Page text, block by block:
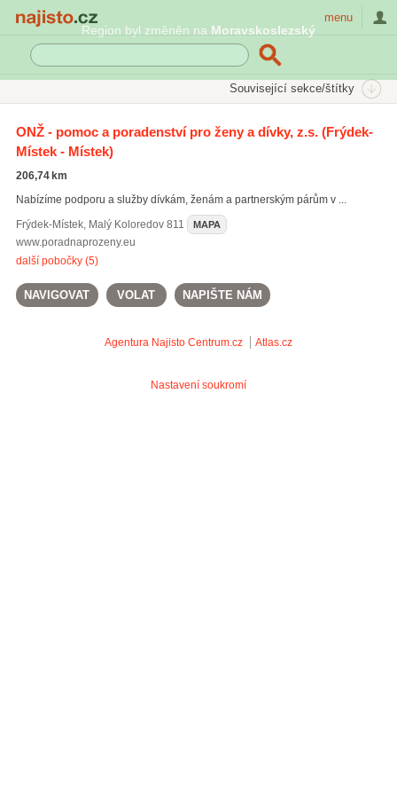
Region byl změněn na Moravskoslezský
menu
Související sekce/štítky
Najisto.cz
Linky bezpečí
ONŽ - pomoc a poradenství pro ženy a dívky, z.s.(Frýdek-
Místek - Místek)
206,74 km
Nabízíme podporu a služby dívkám, ženám a partnerským párům v ...
Frýdek-Místek, Malý Koloredov 811 MAPA
www.poradnaprozeny.eu
další pobočky (5)
NAVIGOVAT VOLAT NAPIŠTE NÁM
Agentura Najisto Centrum.cz Atlas.cz
Nastavení soukromí